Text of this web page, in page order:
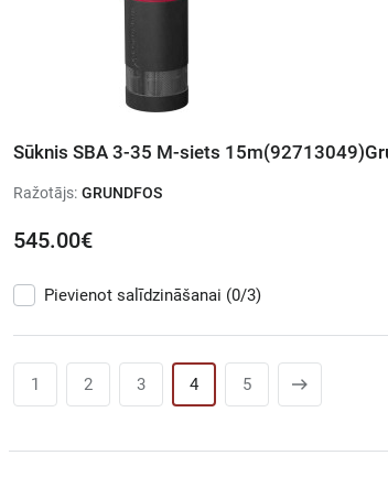
Sūknis SBA 3-35 M-siets
Ražotājs: GRUNDFOS
545.00€
Pievienot salīdzināšanai (0/3)
1 2 3 4 5